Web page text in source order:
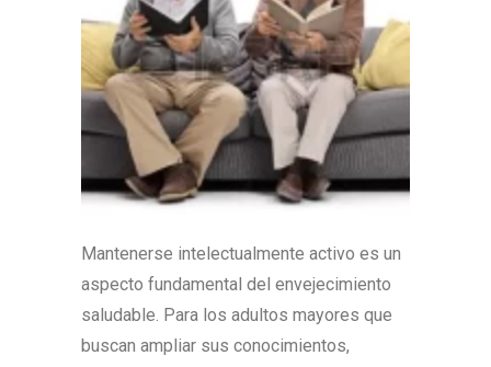
Mantenerse intelectualmente activo es un
aspecto fundamental del envejecimiento
saludable. Para los adultos mayores que
buscan ampliar sus conocimientos,